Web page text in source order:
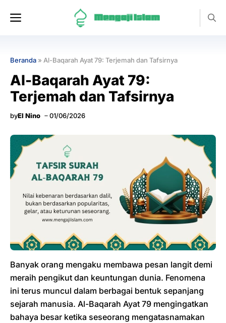
Menu
Beranda » Al-Baqarah Ayat 79: Terjemah dan Tafsirnya
Al-Baqarah Ayat 79:
Terjemah dan Tafsirnya
byEl Nino 01/06/2026
Banyak orang mengaku membawa pesan langit demi
meraih pengikut dan keuntungan dunia. Fenomena
ini terus muncul dalam berbagai bentuk sepanjang
sejarah manusia. Al-Baqarah Ayat 79 mengingatkan
bahaya besar ketika seseorang mengatasnamakan